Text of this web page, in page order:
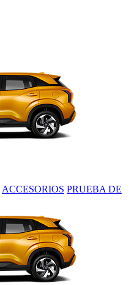
ACCESORIOS PRUEBA DE